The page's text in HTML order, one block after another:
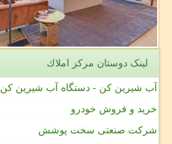
لینک دوستان مركز املاك
آب شیرین کن - دستگاه آب شیرین کن
خرید و فروش خودرو
شرکت صنعتی سخت پوشش